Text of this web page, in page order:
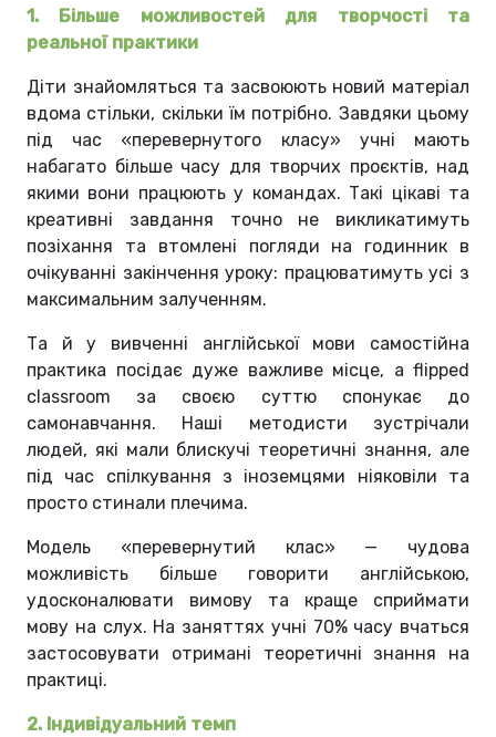
1. Більше можливостей для творчості та
реальної практики
Діти знайомляться та засвоюють новий матеріал
вдома стільки, скільки їм потрібно. Завдяки цьому
під час «перевернутого класу» учні мають
набагато більше часу для творчих проєктів, над
якими вони працюють у командах. Такі цікаві та
креативні завдання точно не викликатимуть
позіхання та втомлені погляди на годинник в
очікуванні закінчення уроку: працюватимуть усі з
максимальним залученням.
Та й у вивченні англійської мови самостійна
практика посідає дуже важливе місце, а flipped
classroom за своєю суттю спонукає до
самонавчання. Наші методисти зустрічали
людей, які мали блискучі теоретичні знання, але
під час спілкування з іноземцями ніяковіли та
просто стинали плечима.
Модель «перевернутий клас» — чудова
можливість більше говорити англійською,
удосконалювати вимову та краще сприймати
мову на слух. На заняттях учні 70% часу вчаться
застосовувати отримані теоретичні знання на
практиці.
2. Індивідуальний темп